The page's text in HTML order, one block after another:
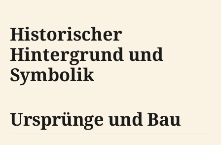
Historischer
Hintergrund und
Symbolik
Ursprünge und Bau